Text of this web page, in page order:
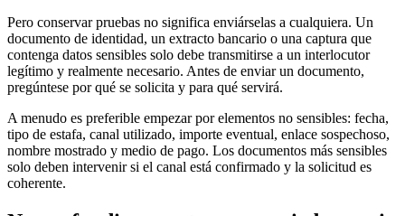
Pero conservar pruebas no significa enviárselas a cualquiera. Un
documento de identidad, un extracto bancario o una captura que
contenga datos sensibles solo debe transmitirse a un interlocutor
legítimo y realmente necesario. Antes de enviar un documento,
pregúntese por qué se solicita y para qué servirá.
A menudo es preferible empezar por elementos no sensibles: fecha,
tipo de estafa, canal utilizado, importe eventual, enlace sospechoso,
nombre mostrado y medio de pago. Los documentos más sensibles
solo deben intervenir si el canal está confirmado y la solicitud es
coherente.